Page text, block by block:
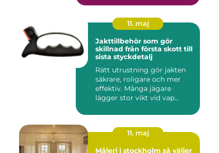
11. maj
Jakttillbehör som gör
skillnad från första skott till
sista styckdetalj
Rätt utrustning gör jakten
säkrare, roligare och mer
effektiv. Många jägare
lägger stor vikt vid vap...
11. maj
Måleri i stockholm så väljer